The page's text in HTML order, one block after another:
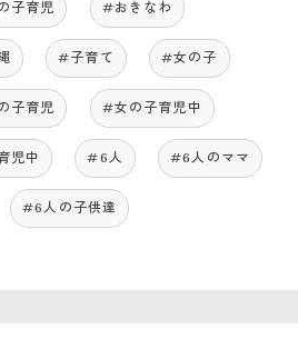
子育児 #おきなわ
#子育て #女の子
子育児 #女の子育児中
児中 #6人 #6人のママ
#6人の子供達